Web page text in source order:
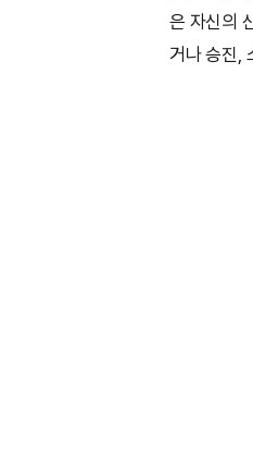
은 자신의
거나 승진,